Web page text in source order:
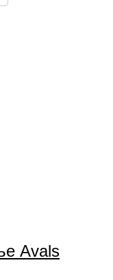
Avals